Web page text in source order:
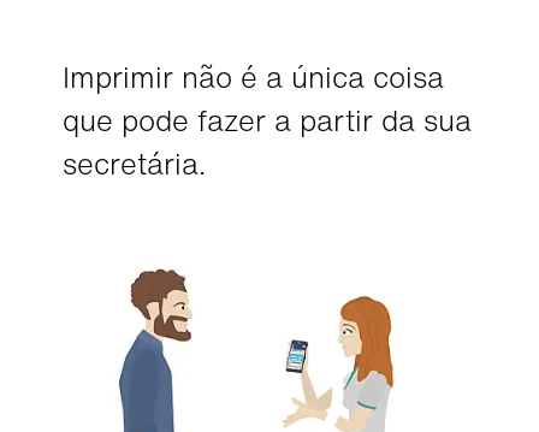
Imprimir não é a única coisa
que pode fazer a partir da sua
secretária.